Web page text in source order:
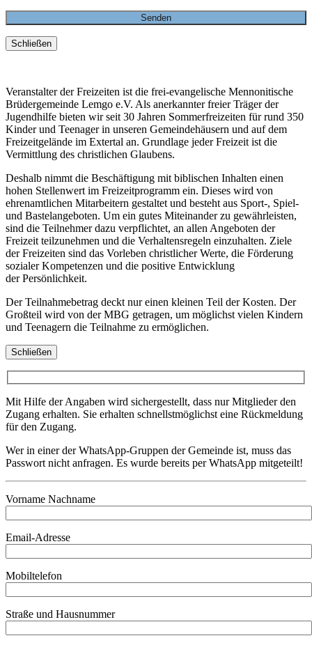
Schließen
Veranstalter der Freizeiten ist die frei-evangelische Mennonitische
Brüdergemeinde Lemgo e.V. Als anerkannter freier Träger der
Jugendhilfe bieten wir seit 30 Jahren Sommerfreizeiten für rund 350
Kinder und Teenager in unseren Gemeindehäusern und auf dem
Freizeitgelände im Extertal an. Grundlage jeder Freizeit ist die
Vermittlung des christlichen Glaubens.
Deshalb nimmt die Beschäftigung mit biblischen Inhalten einen
hohen Stellenwert im Freizeitprogramm ein. Dieses wird von
ehrenamtlichen Mitarbeitern gestaltet und besteht aus Sport-, Spiel-
und Bastelangeboten. Um ein gutes Miteinander zu gewährleisten,
sind die Teilnehmer dazu verpflichtet, an allen Angeboten der
Freizeit teilzunehmen und die Verhaltensregeln einzuhalten. Ziele
der Freizeiten sind das Vorleben christlicher Werte, die Förderung
sozialer Kompetenzen und die positive Entwicklung
der Persönlichkeit.
Der Teilnahmebetrag deckt nur einen kleinen Teil der Kosten. Der
Großteil wird von der MBG getragen, um möglichst vielen Kindern
und Teenagern die Teilnahme zu ermöglichen.
Schließen
Mit Hilfe der Angaben wird sichergestellt, dass nur Mitglieder den
Zugang erhalten. Sie erhalten schnellstmöglichst eine Rückmeldung
für den Zugang.
Wer in einer der WhatsApp-Gruppen der Gemeinde ist, muss das
Passwort nicht anfragen. Es wurde bereits per WhatsApp mitgeteilt!
Vorname Nachname
Email-Adresse
Mobiltelefon
Straße und Hausnummer